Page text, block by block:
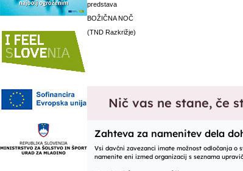
predstava
BOŽIČNA NOČ
(TND Razkrižje)